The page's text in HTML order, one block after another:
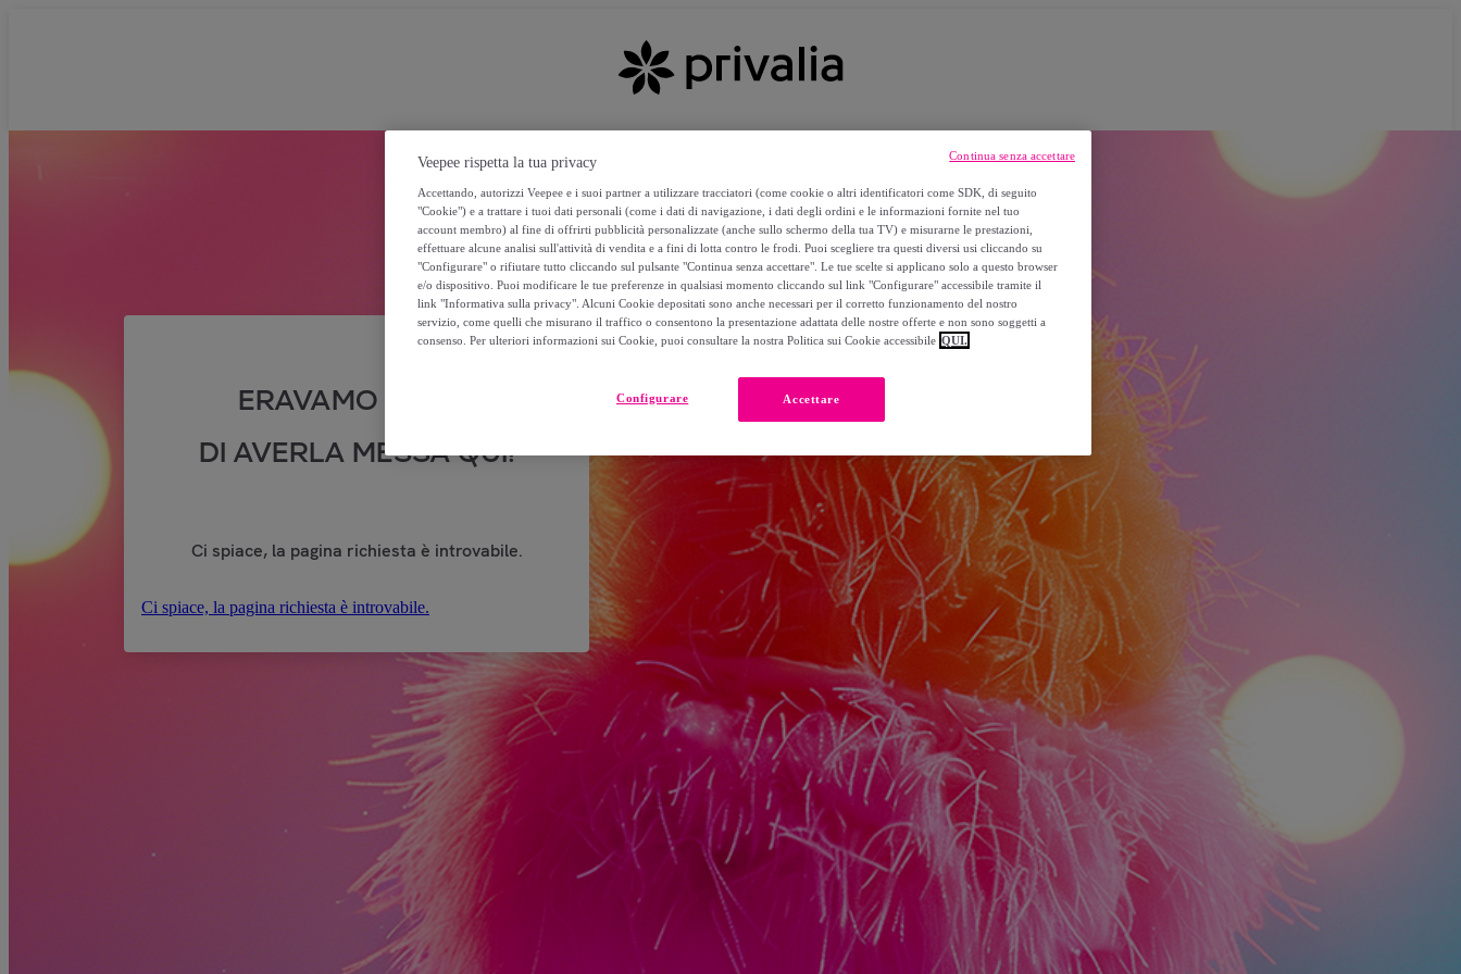
ERAVAMO SICURI
DI AVERLA MESSA QUI!
Ci spiace, la pagina richiesta è introvabile.
Ci spiace, la pagina richiesta è introvabile.
Veepee rispetta la tua privacy
Accettando, autorizzi Veepee e i suoi partner a utilizzare tracciatori (come cookie o altri identificatori come SDK, di seguito
"Cookie") e a trattare i tuoi dati personali (come i dati di navigazione, i dati degli ordini e le informazioni fornite nel tuo
account membro) al fine di offrirti pubblicità personalizzate (anche sullo schermo della tua TV) e misurarne le prestazioni,
effettuare alcune analisi sull'attività di vendita e a fini di lotta contro le frodi. Puoi scegliere tra questi diversi usi cliccando su
"Configurare" o rifiutare tutto cliccando sul pulsante "Continua senza accettare". Le tue scelte si applicano solo a questo browser
e/o dispositivo. Puoi modificare le tue preferenze in qualsiasi momento cliccando sul link "Configurare" accessibile tramite il
link "Informativa sulla privacy". Alcuni Cookie depositati sono anche necessari per il corretto funzionamento del nostro
servizio, come quelli che misurano il traffico o consentono la presentazione adattata delle nostre offerte e non sono soggetti a
consenso. Per ulteriori informazioni sui Cookie, puoi consultare la nostra Politica sui Cookie accessibile QUI.
Accettare
Configurare
Continua senza accettare